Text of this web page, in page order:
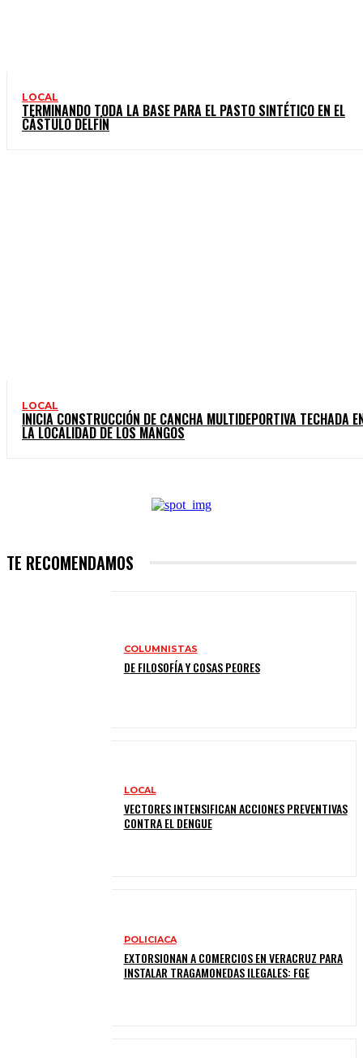
LOCAL
TERMINANDO TODA LA BASE PARA EL PASTO SINTÉTICO EN EL
CÁSTULO DELFÍN
LOCAL
INICIA CONSTRUCCIÓN DE CANCHA MULTIDEPORTIVA TECHADA
LA LOCALIDAD DE LOS MANGOS
TE RECOMENDAMOS
COLUMNISTAS
DE FILOSOFÍA Y COSAS PEORES
LOCAL
VECTORES INTENSIFICAN ACCIONES PREVENTIVAS
CONTRA EL DENGUE
POLICIACA
EXTORSIONAN A COMERCIOS EN VERACRUZ PARA
INSTALAR TRAGAMONEDAS ILEGALES: FGE